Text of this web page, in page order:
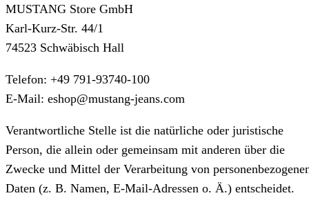
MUSTANG Store GmbH
Karl-Kurz-Str. 44/1
74523 Schwäbisch Hall
Telefon: +49 791-93740-100
E-Mail: eshop@mustang-jeans.com
Verantwortliche Stelle ist die natürliche oder juristische
Person, die allein oder gemeinsam mit anderen über die
Zwecke und Mittel der Verarbeitung von
Daten (z. B. Namen, E-Mail-Adressen o. Ä.) entscheidet.